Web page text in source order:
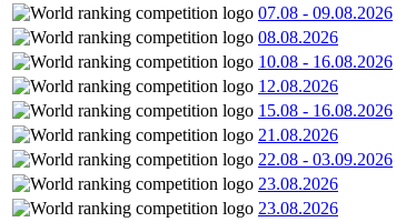
07.08 - 09.08.2026
08.08.2026
10.08 - 16.08.2026
12.08.2026
15.08 - 16.08.2026
21.08.2026
22.08 - 03.09.2026
23.08.2026
23.08.2026